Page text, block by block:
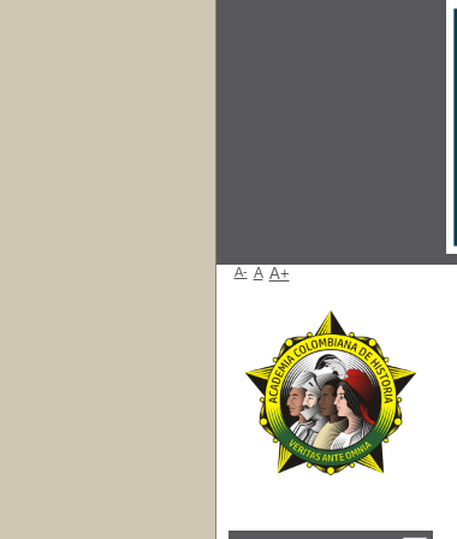
A- A A+